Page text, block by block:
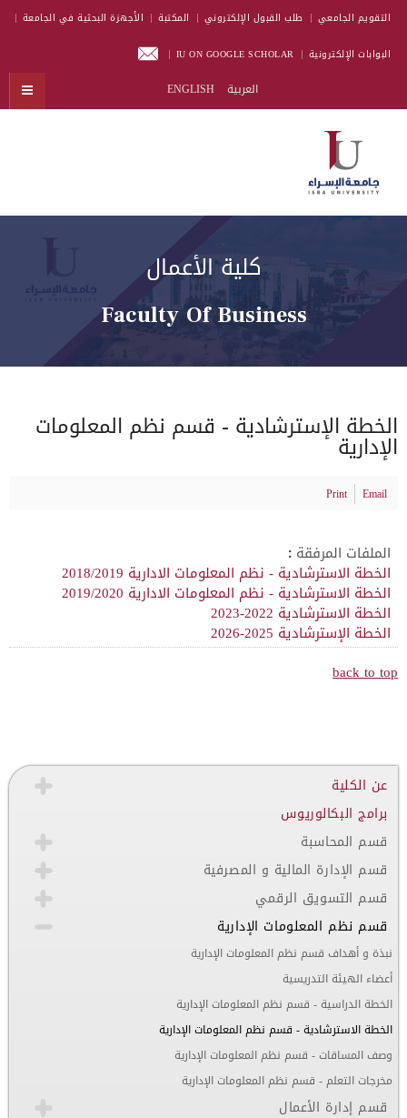
التقويم الجامعي طلب القبول الإلكتروني المكتبة الأجهزة البحثية في الجامعة
البوابات الإلكترونية IU ON GOOGLE SCHOLAR
العربية ENGLISH
كلية الأعمال
Faculty Of Business
الخطة الإسترشادية - قسم نظم المعلومات
الإدارية
Print Email
الملفات المرفقة :
الخطة الاسترشادية - نظم المعلومات الادارية 2018/2019
الخطة الاسترشادية - نظم المعلومات الادارية 2019/2020
الخطة الاسترشادية 2022-2023
الخطة الإسترشادية 2025-2026
back to top
عن الكلية
برامج البكالوريوس
قسم المحاسبة
قسم الإدارة المالية و المصرفية
قسم التسويق الرقمي
قسم نظم المعلومات الإدارية
نبذة و أهداف قسم نظم المعلومات الإدارية
أعضاء الهيئة التدريسية
الخطة الدراسية - قسم نظم المعلومات الإدارية
الخطة الاسترشادية - قسم نظم المعلومات الإدارية
وصف المساقات - قسم نظم المعلومات الإدارية
مخرجات التعلم - قسم نظم المعلومات الإدارية
قسم إدارة الأعمال